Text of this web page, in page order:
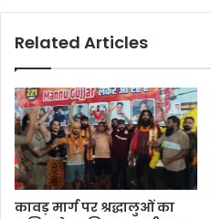
Related Articles
कावड़ मार्ग पर श्रद्धालुओं का